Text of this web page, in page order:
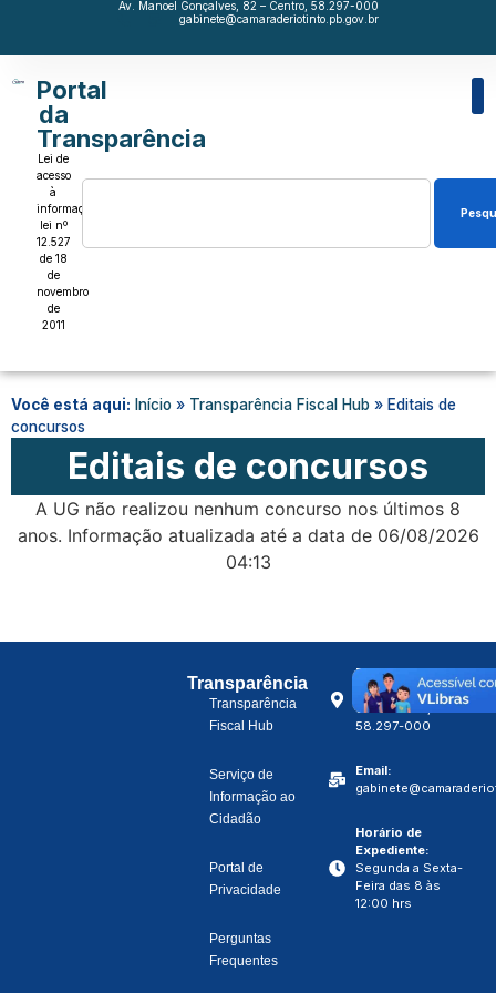
Av. Manoel Gonçalves, 82 – Centro, 58.297-000
gabinete@camaraderiotinto.pb.gov.br
Portal
da
Transparência
Lei de
acesso
à
informação,
lei nº
12.527
de 18
de
novembro
de
2011
Você está aqui: Início » Transparência Fiscal Hub » Editais de
concursos
Editais de concursos
A UG não realizou nenhum concurso nos últimos 8
anos. Informação atualizada até a data de 06/08/2026
04:13
Transparência
Transparência
Fiscal Hub
Serviço de
Informação ao
Cidadão
Portal de
Privacidade
Perguntas
Frequentes
Endereço:Av.
Manoel Gonçalves,
82 – Centro,
58.297-000
Email:
Horário de
Expediente:
Segunda a Sexta-
Feira das 8 às
12:00 hrs